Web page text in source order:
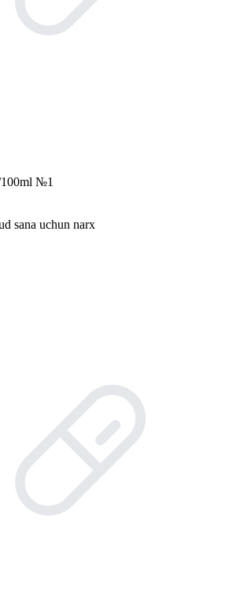
№1
sana uchun narx